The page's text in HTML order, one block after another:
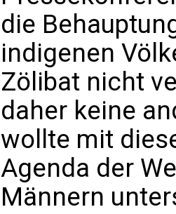
die
indigenen
Zölibat nicht
daher keine
wollte mit
Agenda der
Männern